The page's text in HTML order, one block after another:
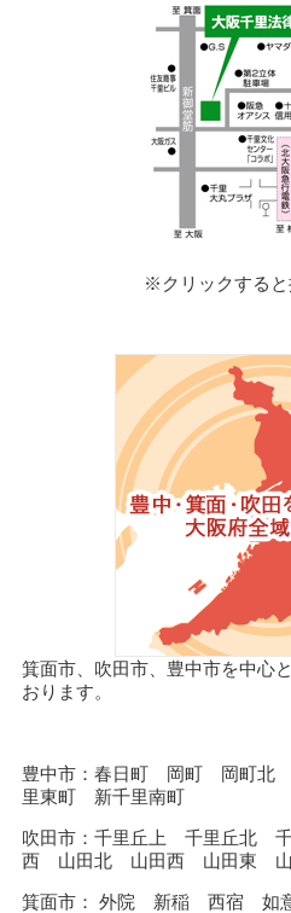
※クリックする
箕面市、吹田市、豊中市を中心
おります。
豊中市：春日町 岡町 岡町
里東町 新千里南町
吹田市：千里丘上 千里丘北
西 山田北 山田西 山田東 山
箕面市： 外院 新稲 西宿